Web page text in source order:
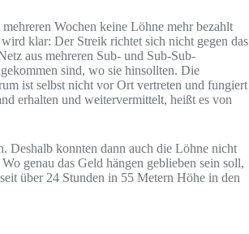
Wochen keine Löhne mehr bezahlt
klar: Der Streik richtet sich nicht gegen das
aus mehreren Sub- und Sub-Sub-
sind, wo sie hinsollten. Die
ist selbst nicht vor Ort vertreten und fungiert
erhalten und weitervermittelt, heißt es von
Deshalb konnten dann auch die Löhne nicht
genau das Geld hängen geblieben sein soll,
über 24 Stunden in 55 Metern Höhe in den